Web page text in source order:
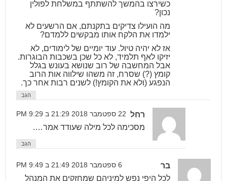
כשירצו בהמשך להשתתף במשלחת לפולין
נכון?
מה הועילו צדיקים בתקנתם, אם הרשעים לא
ילמדו את הלקח אותו מבקשים ללמדם?
אז לא יהיה טיול. עוד יומיים של לימודים, לא
יזיקו לאף תלמיד, לא כל שכן בשכבות הבוגרות.
אבל המחשבה של רוב שנושא בעונש בגלל
קומץ (?) שסרח, זה משהו שילווה אות הרוב
הנפגע (ולא את הקומץ!) לשנים רבות אחר כך.
הגב
רחל 22 ספטמבר 2018 21:29 ב 9:29 PM
מסכימה לכל מילה שעודד אמר….
הגב
בר 6 ספטמבר 2018 21:49 ב 9:49 PM
לכל היפי נפש למיניהם שמחזקים את המנהל